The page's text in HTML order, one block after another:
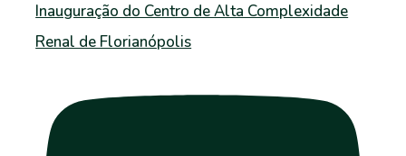
Inauguração do Centro de Alta Complexidade
Renal de Florianópolis